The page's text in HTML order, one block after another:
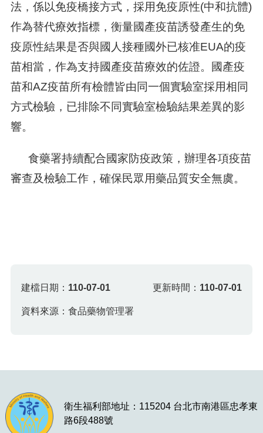
法，係以免疫橋接方式，採用免疫原性(中和抗體)
作為替代療效指標，衡量國產疫苗誘發產生的免
疫原性結果是否與國人接種國外已核准EUA的疫
苗相當，作為支持國產疫苗療效的佐證。國產疫
苗和AZ疫苗所有檢體皆由同一個實驗室採用相同
方式檢驗，已排除不同實驗室檢驗結果差異的影
響。
食藥署持續配合國家防疫政策，辦理各項疫苗
審查及檢驗工作，確保民眾用藥品質安全無虞。
建檔日期： 110-07-01 更新時間： 110-07-01
資料來源：食品藥物管理署
衛生福利部地址：115204 台北市南港區忠孝東
路6段488號